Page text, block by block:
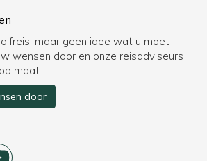
maar geen idee wat u moet
wensen door en onze reisadviseurs
maat.
door